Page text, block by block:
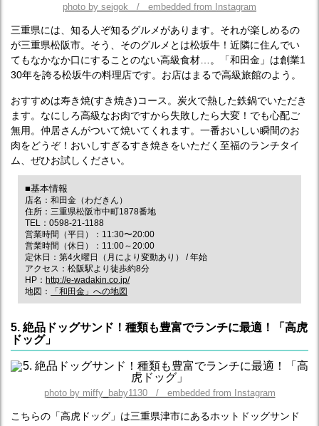
photo by seigok / embedded from Instagram
三重県には、知る人ぞ知るグルメがあります。それが楽しめるの
が三重県松阪市。そう、そのグルメとは松坂牛！近隣に住んでい
てもなかなか口にすることのない高級食材…。「和田金」は創業1
30年を誇る松坂牛の料理店です。お店はまるで高級旅館のよう。
おすすめは寿き焼(すき焼き)コース。炭火で熱した鉄鍋でいただき
ます。なにしろ高級なお肉ですから失敗したら大変！でも心配ご
無用。仲居さんがついて焼いてくれます。一番おいしい瞬間のお
肉をどうぞ！おいしすぎるすき焼きをいただく至福のランチタイ
ム、ぜひお試しください。
■基本情報
店名：和田金（わだきん）
住所：三重県松阪市中町1878番地
TEL：0598-21-1188
営業時間（平日）：11:30〜20:00
営業時間（休日）：11:00～20:00
定休日：第4火曜日（月により変動あり） / 年始
アクセス：松阪駅より徒歩約8分
HP： http://e-wadakin.co.jp/
地図：
「和田金」への地図
5. 絶品ドッグサンド！種類も豊富でランチに最適！「高虎
ドッグ」
photo by miffy_baby1130 / embedded from Instagram
こちらの「高虎ドッグ」は三重県津市にあるホットドッグサンド